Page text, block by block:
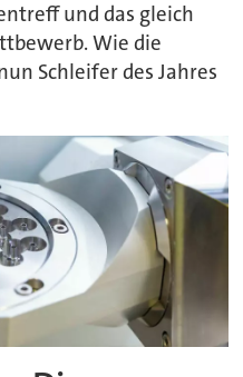
und das gleich
Wie die
Schleifer des Jahres